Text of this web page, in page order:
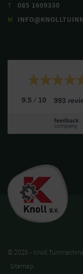
T
085 1609330
M
9.5 / 10 993
© 2026 - Knoll
Sitemap